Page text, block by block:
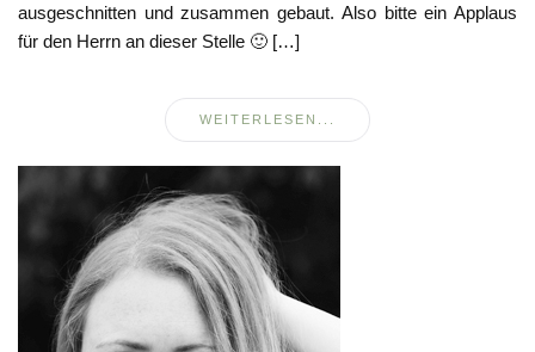
ausgeschnitten und zusammen gebaut. Also bitte ein Applaus
für den Herrn an dieser Stelle 🙂 […]
WEITERLESEN...